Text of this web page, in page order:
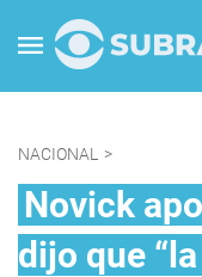
NACIONAL >
Novick
dijo que